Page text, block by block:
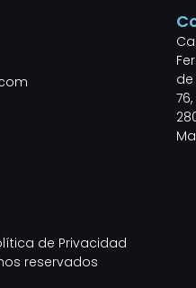
de
76,
de Privacidad
reservados